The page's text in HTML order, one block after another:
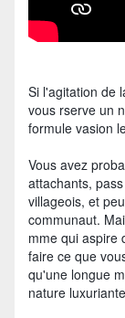
Si l'agitation de
vous rserve un
formule vasion
Vous avez
attachants,
villageois, et
communaut.
mme qui aspire
faire ce que
qu'une longue
nature